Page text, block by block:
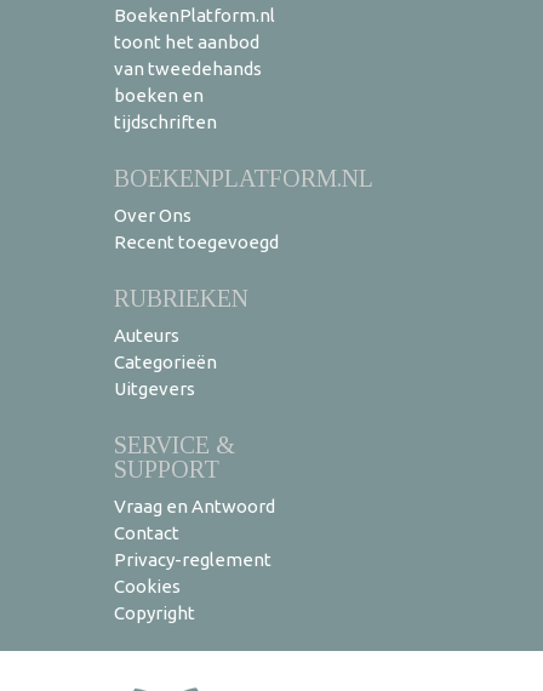
BoekenPlatform.nl
toont het aanbod
van tweedehands
boeken en
tijdschriften
BOEKENPLATFORM.NL
Over Ons
Recent toegevoegd
RUBRIEKEN
Auteurs
Categorieën
Uitgevers
SERVICE &
SUPPORT
Vraag en Antwoord
Contact
Privacy-reglement
Cookies
Copyright